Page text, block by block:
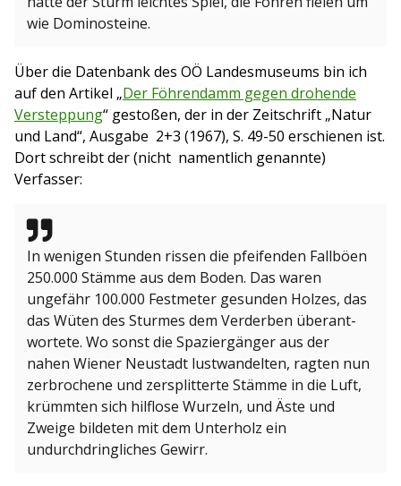
wie Dominosteine.
Über die Datenbank des OÖ Landesmuseums bin ich
auf den Artikel „Der Föhrendamm gegen drohende
Versteppung“ gestoßen, der in der Zeitschrift „Natur
und Land“, Ausgabe 2+3 (1967), S. 49-50 erschienen ist.
Dort schreibt der (nicht namentlich genannte)
Verfasser:
In wenigen Stunden rissen die pfeifenden Fallböen
250.000 Stämme aus dem Boden. Das waren
ungefähr 100.000 Festmeter gesunden Holzes, das
das Wüten des Sturmes dem Verderben überant­
wortete. Wo sonst die Spaziergänger aus der
nahen Wiener Neustadt lustwandelten, ragten nun
zerbrochene und zersplitterte Stämme in die Luft,
krümmten sich hilflose Wurzeln, und Äste und
Zweige bildeten mit dem Unterholz ein
undurchdringliches Gewirr.